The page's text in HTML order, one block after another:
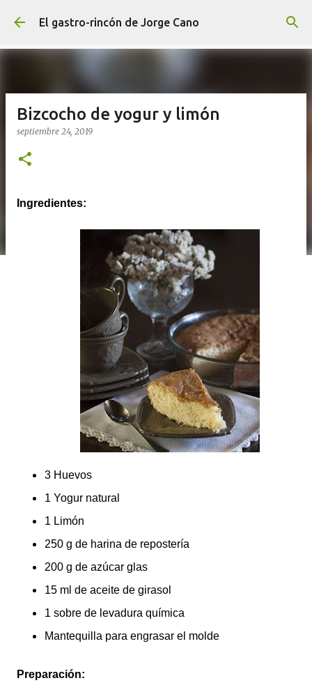
Ir al contenido principal
El gastro-rincón de Jorge Cano
Bizcocho de yogur y limón
septiembre 24, 2019
Ingredientes:
3 Huevos
1 Yogur natural
1 Limón
250 g de harina de repostería
200 g de azúcar glas
15 ml de aceite de girasol
1 sobre de levadura química
Mantequilla para engrasar el molde
Preparación: